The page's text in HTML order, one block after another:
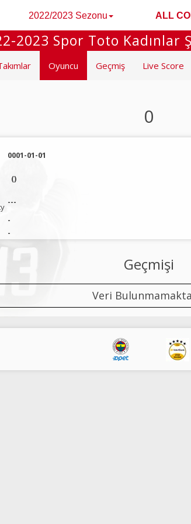
2022/2023 Sezonu ALL
2023 Spor Toto Kadınlar
Oyuncu Geçmiş Live Score
0
0001-01-01
()
---
-
-
Geçmişi
Veri